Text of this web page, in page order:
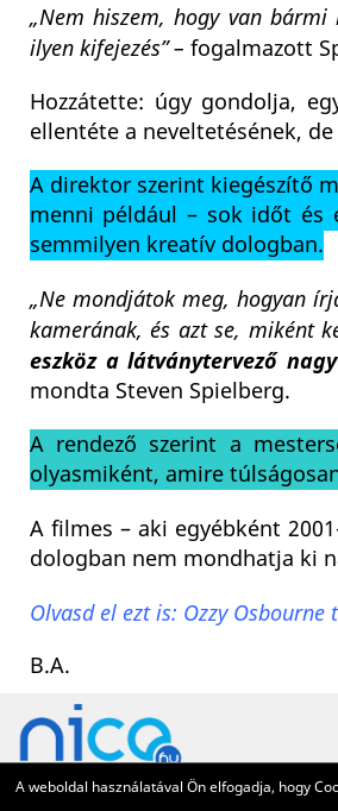
A weboldal használatával Ön elfogadja, hogy
„Nem hiszem, hogy van
ilyen kifejezés” – fogalmazott
Hozzátette: úgy gondolja,
ellentéte a neveltetésének,
A direktor szerint kiegészítő
menni például – sok időt és
semmilyen kreatív dologban.
„Ne mondjátok meg, hogyan
kamerának, és azt se, miként
eszköz a látványtervező
mondta Steven Spielberg.
A rendező szerint a
olyasmiként, amire
A filmes – aki egyébként
dologban nem mondhatja ki
Olvasd el ezt is: Ozzy
B.A.